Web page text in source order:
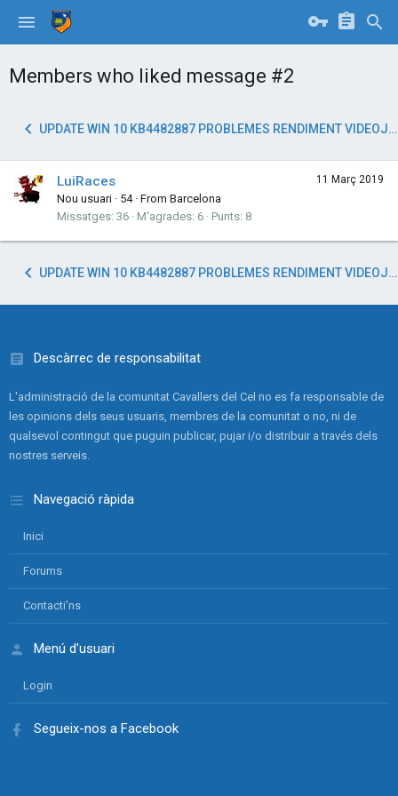
Members who liked message #2
UPDATE WIN 10 KB4482887 PROBLEMES RENDIMENT VIDEOJOC
11 Març 2019
LuiRaces
Nou usuari · 54 · From Barcelona
Missatges 36 M'agrades 6 Punts 8
UPDATE WIN 10 KB4482887 PROBLEMES RENDIMENT VIDEOJOC
Descàrrec de responsabilitat
L'administració de la comunitat Cavallers del Cel no es fa responsable de
les opinions dels seus usuaris, membres de la comunitat o no, ni de
qualsevol contingut que puguin publicar, pujar i/o distribuir a través dels
nostres serveis.
Navegació ràpida
Inici
Forums
Contacti'ns
Menú d'usuari
Login
Segueix-nos a Facebook